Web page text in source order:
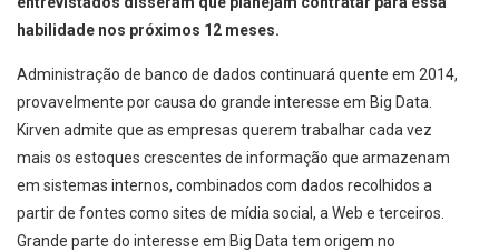
habilidade nos próximos 12 meses.
Administração de banco de dados continuará quente em 2014,
provavelmente por causa do grande interesse em Big Data.
Kirven admite que as empresas querem trabalhar cada vez
mais os estoques crescentes de informação que armazenam
em sistemas internos, combinados com dados recolhidos a
partir de fontes como sites de mídia social, a Web e terceiros.
Grande parte do interesse em Big Data tem origem no